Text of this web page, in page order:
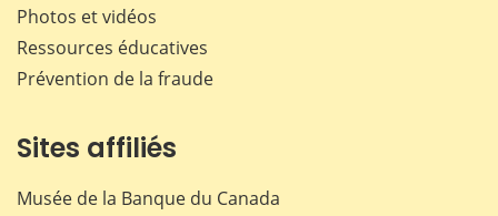
Photos et vidéos
Ressources éducatives
Prévention de la fraude
Sites affiliés
Musée de la Banque du Canada